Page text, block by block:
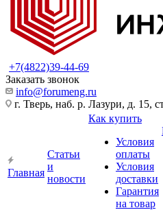
+7(4822)39-44-69
Заказать звонок
info@forumeng.ru
г. Тверь, наб. р. Лазури, д. 15,
Главная
Статьи
и
новости
Как купить
Условия
оплаты
Условия
доставки
Гарантия
на товар